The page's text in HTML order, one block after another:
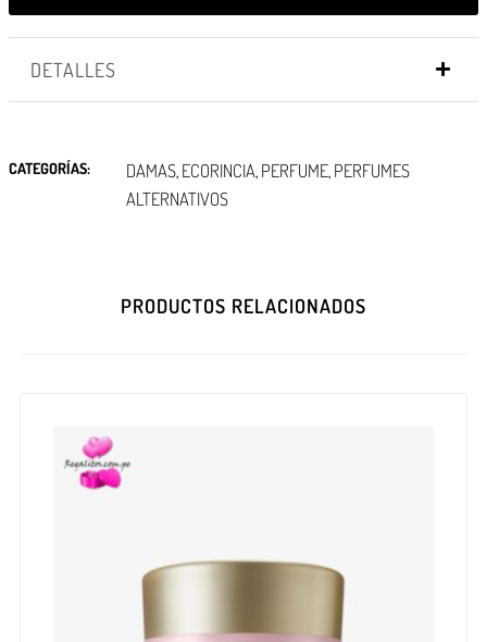
DETALLES
CATEGORÍAS: DAMAS, ECORINCIA, PERFUME, PERFUMES
ALTERNATIVOS
PRODUCTOS RELACIONADOS